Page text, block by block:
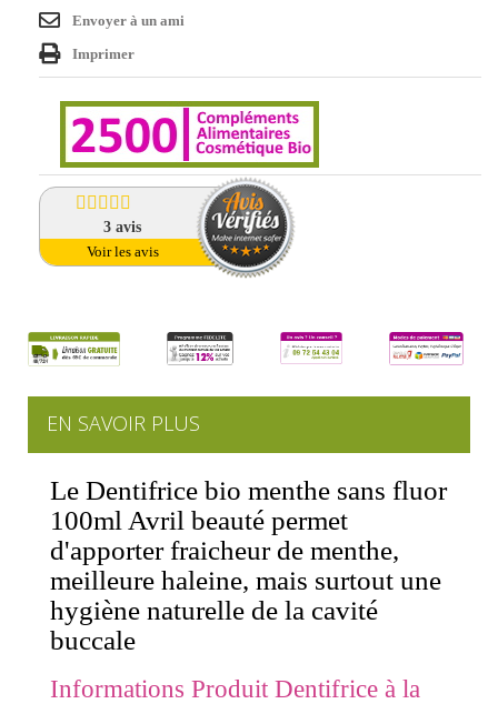
Envoyer à un ami
Imprimer
3avis
Voir les avis
EN SAVOIR PLUS
Le Dentifrice bio menthe sans fluor
100ml Avril beauté permet
d'apporter fraicheur de menthe,
meilleure haleine, mais surtout une
hygiène naturelle de la cavité
buccale
Informations Produit Dentifrice à la